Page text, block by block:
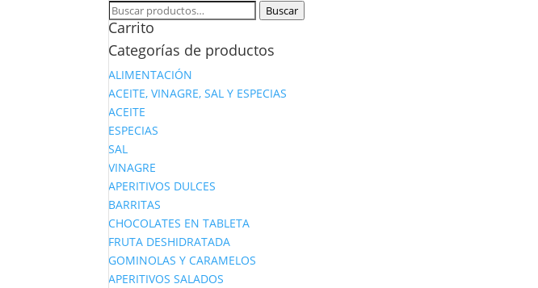
Buscar
por:
Buscar
Carrito
Categorías de productos
ALIMENTACIÓN
ACEITE, VINAGRE, SAL Y ESPECIAS
ACEITE
ESPECIAS
SAL
VINAGRE
APERITIVOS DULCES
BARRITAS
CHOCOLATES EN TABLETA
FRUTA DESHIDRATADA
GOMINOLAS Y CARAMELOS
APERITIVOS SALADOS